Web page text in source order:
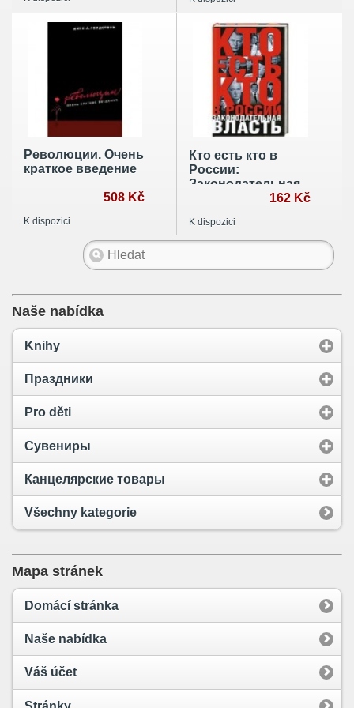
изд. Гуревич С.М.
Революции. Очень
краткое введение
508 Kč
K dispozici
Кто есть кто в
России:
Законодательная
162 Kč
K dispozici
Naše nabídka
Knihy
Праздники
Pro děti
Сувениры
Канцелярские товары
Všechny kategorie
Mapa stránek
Domácí stránka
Naše nabídka
Váš účet